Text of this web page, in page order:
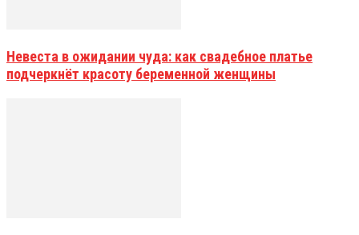
Невеста в ожидании чуда: как свадебное платье
подчеркнёт красоту беременной женщины